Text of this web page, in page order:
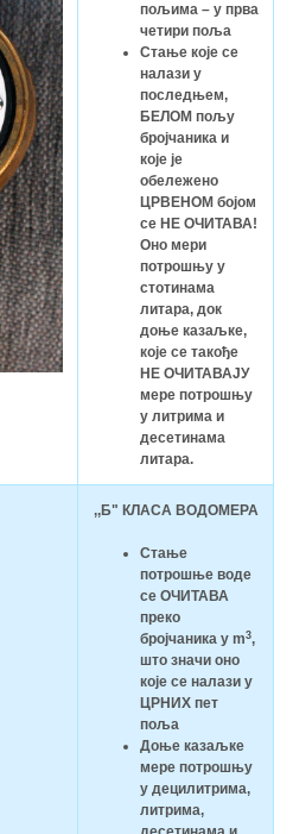
пољима – у прва
четири поља
Стање које се
налази у
последњем,
БЕЛОМ пољу
бројчаника и
које је
обележено
ЦРВЕНОМ бојом
се НЕ ОЧИТАВА!
Оно мери
потрошњу у
стотинама
литара, док
доње казаљке,
које се такође
НЕ ОЧИТАВАЈУ
мере потрошњу
у литрима и
десетинама
литара.
,,Б" КЛАСА ВОДОМЕРА
Стање
потрошње воде
се ОЧИТАВА
преко
бројчаника у m3,
што значи оно
које се налази у
ЦРНИХ пет
поља
Доње казаљке
мере потрошњу
у децилитрима,
литрима,